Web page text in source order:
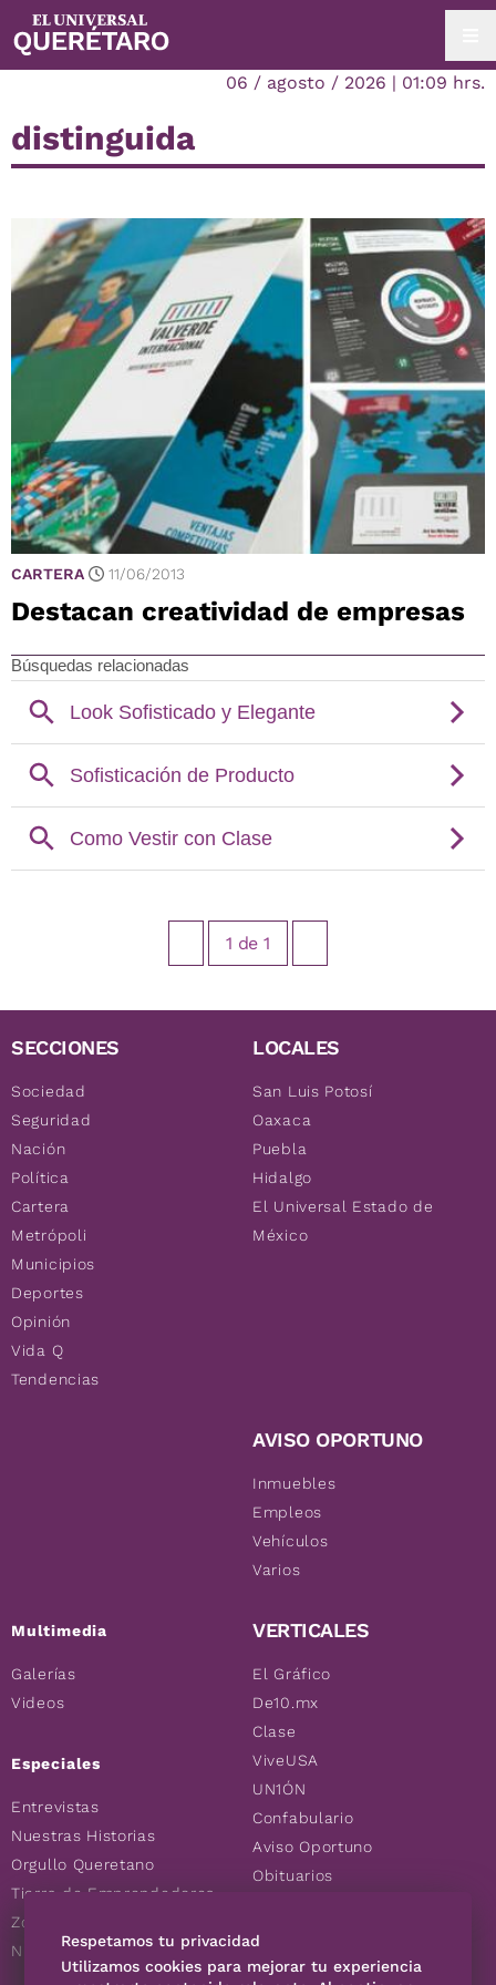
06 / agosto / 2026 | 01:09 hrs.
distinguida
CARTERA 11/06/2013
Destacan creatividad de empresas
1 de 1
SECCIONES
Sociedad
Seguridad
Nación
Política
Cartera
Metrópoli
Municipios
Deportes
Opinión
Vida Q
Tendencias
Multimedia
Galerías
Videos
Especiales
Entrevistas
Nuestras Historias
Orgullo Queretano
Tierra de Emprendedores
Zoociales
Nuevos Queretanos
LOCALES
San Luis Potosí
Oaxaca
Puebla
Hidalgo
El Universal Estado de
México
AVISO OPORTUNO
Inmuebles
Empleos
Vehículos
Varios
VERTICALES
El Gráfico
De10.mx
Clase
ViveUSA
UN1ÓN
Confabulario
Aviso Oportuno
Obituarios
Consultas
Respetamos tu privacidad
Utilizamos cookies para mejorar tu experiencia